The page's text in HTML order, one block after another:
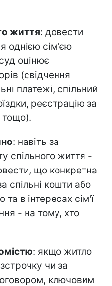
життя: довести
однією сім'єю
оцінює
(свідчення
платежі, спільний
реєстрацію за
тощо).
: навіть за
спільного життя -
що конкретна
спільні кошти або
в інтересах сім'ї
- на тому, хто
: якщо житло
чи за
ключовим